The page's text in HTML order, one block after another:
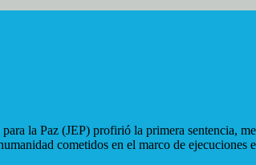
la Paz (JEP) profirió la primera sentencia,
cometidos en el marco de ejecuciones